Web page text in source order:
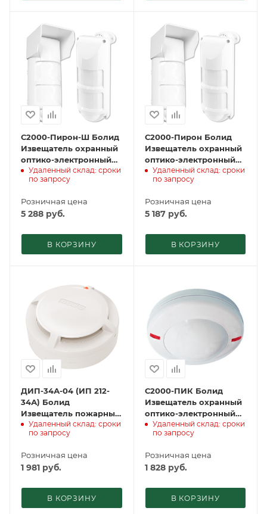
С2000-Пирон-Ш Болид
Извещатель охранный
оптико-электронный
поверхностный
адресный
Удаленный склад: сроки
по запросу
Розничная цена
5 288 руб.
В КОРЗИНУ
С2000-Пирон Болид
Извещатель охранный
оптико-электронный
объемный адресный
Удаленный склад: сроки
по запросу
Розничная цена
5 187руб.
В КОРЗИНУ
ДИП-34А-04 (ИП 212-
34А) Болид
Извещатель пожарный
дымовой оптико-
электронный адресно-
Удаленный склад: сроки
по запросу
Розничная цена
1 981 руб.
В КОРЗИНУ
С2000-ПИК Болид
Извещатель охранный
оптико-электронный
объемный потолочный
адресный
Удаленный склад: сроки
по запросу
Розничная цена
1 828руб.
В КОРЗИНУ